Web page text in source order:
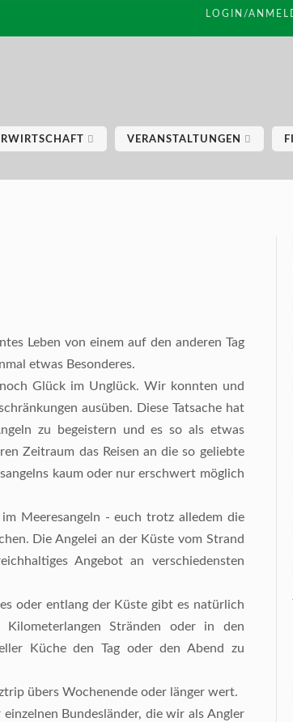
LOGIN/
VERANSTALTUNGEN
Leben von einem auf den anderen Tag
etwas Besonderes.
Glück im Unglück. Wir konnten und
ausüben. Diese Tatsache hat
zu begeistern und es so als etwas
Zeitraum das Reisen an die so geliebte
kaum oder nur erschwert möglich
Meeresangeln - euch trotz alledem die
Die Angelei an der Küste vom Strand
Angebot an verschiedensten
oder entlang der Küste gibt es natürlich
Stränden oder in den
Küche den Tag oder den Abend zu
übers Wochenende oder länger wert.
Bundesländer, die wir als Angler